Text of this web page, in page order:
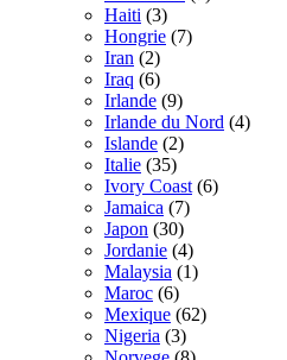
Haiti (3)
Hongrie (7)
Iran (2)
Iraq (6)
Irlande (9)
Irlande du Nord (4)
Islande (2)
Italie (35)
Ivory Coast (6)
Jamaica (7)
Japon (30)
Jordanie (4)
Malaysia (1)
Maroc (6)
Mexique (62)
Nigeria (3)